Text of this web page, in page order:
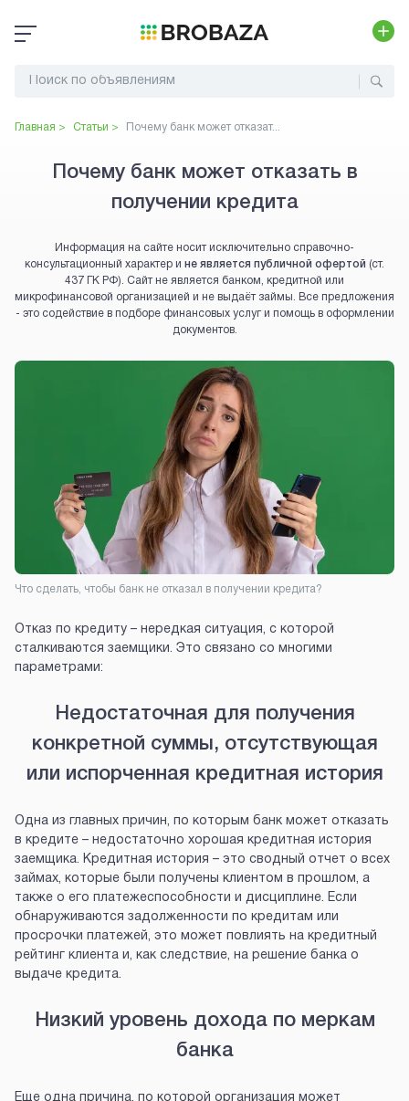
Главная > Статьи > Почему банк может отказат...
Почему банк может отказать в
получении кредита
Информация на сайте носит исключительно справочно-
консультационный характер и не является публичной офертой (ст.
437 ГК РФ). Сайт не является банком, кредитной или
микрофинансовой организацией и не выдаёт займы. Все предложения
- это содействие в подборе финансовых услуг и помощь в оформлении
документов.
Что сделать, чтобы банк не отказал в получении кредита?
Отказ по кредиту – нередкая ситуация, с которой
сталкиваются заемщики. Это связано со многими
параметрами:
Недостаточная для получения
конкретной суммы, отсутствующая
или испорченная кредитная история
Одна из главных причин, по которым банк может отказать
в кредите – недостаточно хорошая кредитная история
заемщика. Кредитная история – это сводный отчет о всех
займах, которые были получены клиентом в прошлом, а
также о его платежеспособности и дисциплине. Если
обнаруживаются задолженности по кредитам или
просрочки платежей, это может повлиять на кредитный
рейтинг клиента и, как следствие, на решение банка о
выдаче кредита.
Низкий уровень дохода по меркам
банка
Еще одна причина, по которой организация может